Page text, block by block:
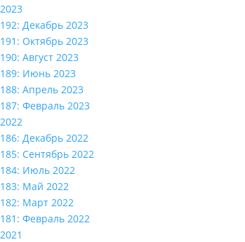
2023
192: Декабрь 2023
191: Октябрь 2023
190: Август 2023
189: Июнь 2023
188: Апрель 2023
187: Февраль 2023
2022
186: Декабрь 2022
185: Сентябрь 2022
184: Июль 2022
183: Май 2022
182: Март 2022
181: Февраль 2022
2021